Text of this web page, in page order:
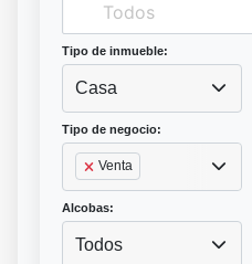
Tipo de inmueble:
Casa
Tipo de negocio:
Venta
Alcobas:
Todos